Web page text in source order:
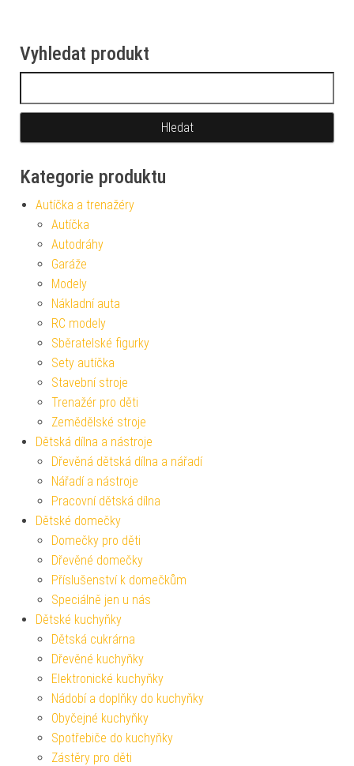
Vyhledat produkt
Kategorie produktu
Autíčka a trenažéry
Autíčka
Autodráhy
Garáže
Modely
Nákladní auta
RC modely
Sběratelské figurky
Sety autíčka
Stavební stroje
Trenažér pro děti
Zemědělské stroje
Dětská dílna a nástroje
Dřevěná dětská dílna a nářadí
Nářadí a nástroje
Pracovní dětská dílna
Dětské domečky
Domečky pro děti
Dřevěné domečky
Příslušenství k domečkům
Speciálně jen u nás
Dětské kuchyňky
Dětská cukrárna
Dřevěné kuchyňky
Elektronické kuchyňky
Nádobí a doplňky do kuchyňky
Obyčejné kuchyňky
Spotřebiče do kuchyňky
Zástěry pro děti